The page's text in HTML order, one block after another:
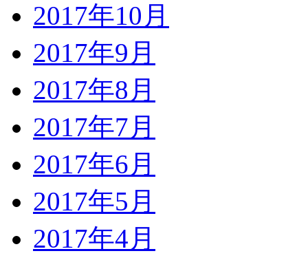
2017年10月
2017年9月
2017年8月
2017年7月
2017年6月
2017年5月
2017年4月